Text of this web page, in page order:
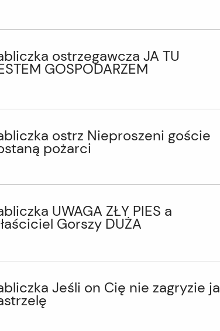
ostrzegawcza JA TU
GOSPODARZEM
ostrz Nieproszeni goście
pożarci
UWAGA ZŁY PIES a
Gorszy DUŻA
Jeśli on Cię nie zagryzie ja